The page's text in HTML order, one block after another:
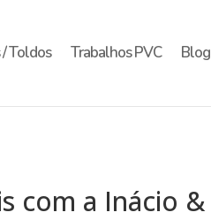
Toldos Trabalhos PVC Blog
com a Inácio &